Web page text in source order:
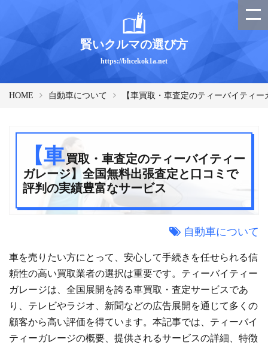
賢いクルマの選び方
https://bhcekok1a.net
HOME 自動車について 【車買取・車査定のティーバイティ
【車買取・車査定のティーバイティー
ガレージ】全国無料出張査定と口コミで
評判の実績豊富なサービス
自動車について
車を売りたい方にとって、安心して手続きを任せられる信
頼性の高い買取業者の選択は重要です。ティーバイティー
ガレージは、全国展開を誇る車買取・査定サービスであ
り、テレビやラジオ、新聞などの広告展開を通じて多くの
顧客から高い評価を得ています。本記事では、ティーバイ
ティーガレージの概要、提供されるサービスの詳細、特徴